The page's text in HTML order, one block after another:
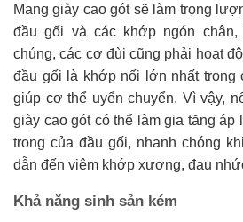
Mang giày cao gót sẽ làm trọng
đầu gối và các khớp ngón
chúng, các cơ đùi cũng phải hoạt
đầu gối là khớp nối lớn nhất
giúp cơ thể uyển chuyển. Vì vậy,
giày cao gót có thể làm gia tăng áp
trong của đầu gối, nhanh chóng
dẫn đến viêm khớp xương, đau
Khả năng sinh sản kém